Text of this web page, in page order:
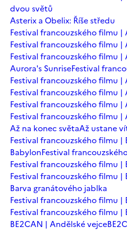
dvou světů
Asterix a Obelix: Říše středu
Festival francouzského filmu |
Festival francouzského filmu |
Festival francouzského filmu |
Aurora's SunriseFestival
Festival francouzského filmu |
Festival francouzského filmu |
Festival francouzského filmu |
Festival francouzského filmu |
Až na konec světaAž ustane
Festival francouzského filmu |
BabylonFestival
Festival francouzského filmu |
Festival francouzského filmu |
Barva granátového jablka
Festival francouzského filmu |
Festival francouzského filmu |
BE2CAN | Andělské vejce